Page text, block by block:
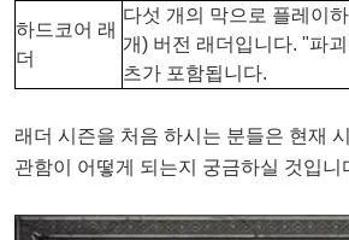
하드코어 래
더
다섯 개의 막으로 플레이
개) 버전 래더입니다. "파
츠가 포함됩니다.
래더 시즌을 처음 하시는 분들은 현재
관함이 어떻게 되는지 궁금하실 것입니